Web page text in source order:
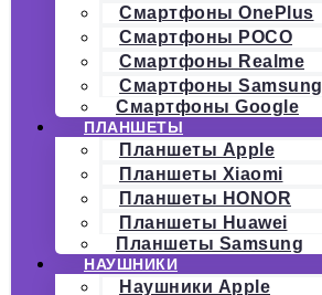
Смартфоны OnePlus
Смартфоны POCO
Смартфоны Realme
Смартфоны Samsung
Смартфоны Google
ПЛАНШЕТЫ
Планшеты Apple
Планшеты Xiaomi
Планшеты HONOR
Планшеты Huawei
Планшеты Samsung
НАУШНИКИ
Наушники Apple